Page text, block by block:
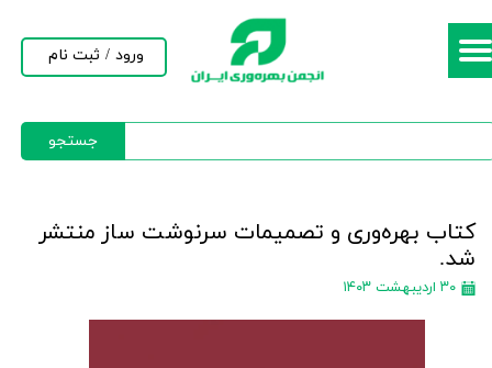
جستجو
ورود / ثبت نام
حساب کاربری من
کتاب بهره‌وری و تصمیمات سرنوشت ساز منتشر
شد.
۳۰ اردیبهشت ۱۴۰۳